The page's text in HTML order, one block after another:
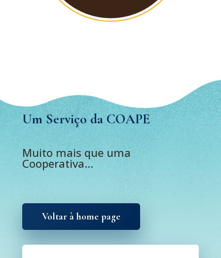
Um Serviço da COAPE
Muito mais que uma
Cooperativa…
Voltar à home page